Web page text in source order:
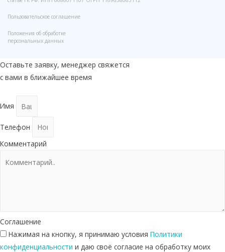
Пользовательское соглашение
Положения об обработке
персональных данных
Оставьте заявку, менеджер свяжется
с вами в ближайшее время
Имя
Телефон
Комментарий
Соглашение
Нажимая на кнопку, я принимаю условия Политики
конфиденциальности и даю своё согласие на обработку моих